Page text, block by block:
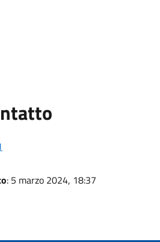
: 5 marzo 2024, 18:37